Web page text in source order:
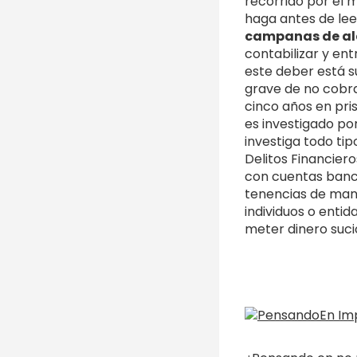
haga antes de
campanas de
contabilizar y
este deber está
grave de no
cinco años en
es investigado
investiga todo
Delitos
con cuentas
tenencias de
individuos o
meter dinero